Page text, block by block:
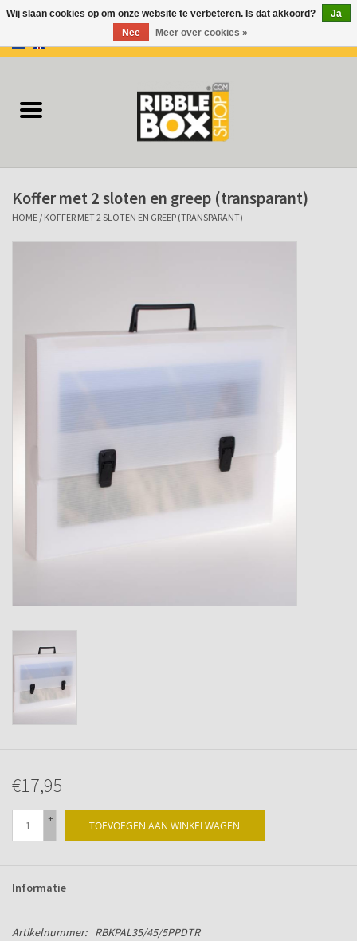
Ringbanden/Mappen
Flip-overs
Ringband Flip-overs
Koffer met 2 sloten en greep (transparant)
HOME / KOFFER MET 2 SLOTEN EN GREEP (TRANSPARANT)
€17,95
+
-
TOEVOEGEN AAN WINKELWAGEN
Informatie
Artikelnummer:
RBKPAL35/45/5PPDTR
Wij slaan cookies op om onze website te verbeteren. Is dat akkoord?
Ja
Nee
Meer over cookies »